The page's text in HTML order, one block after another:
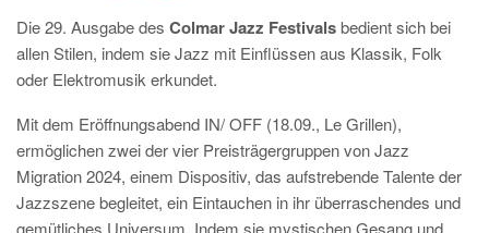
Die 29. Ausgabe des Colmar Jazz Festivalsbedient sich bei
allen Stilen, indem sie Jazz mit Einflüssen aus Klassik, Folk
oder Elektromusik erkundet.
Mit dem Eröffnungsabend IN/ OFF (18.09., Le Grillen),
ermöglichen zwei der vier Preisträgergruppen von Jazz
Migration 2024, einem Dispositiv, das aufstrebende Talente der
Jazzszene begleitet, ein Eintauchen in ihr überraschendes und
gemütliches Universum. Indem sie mystischen Gesang und